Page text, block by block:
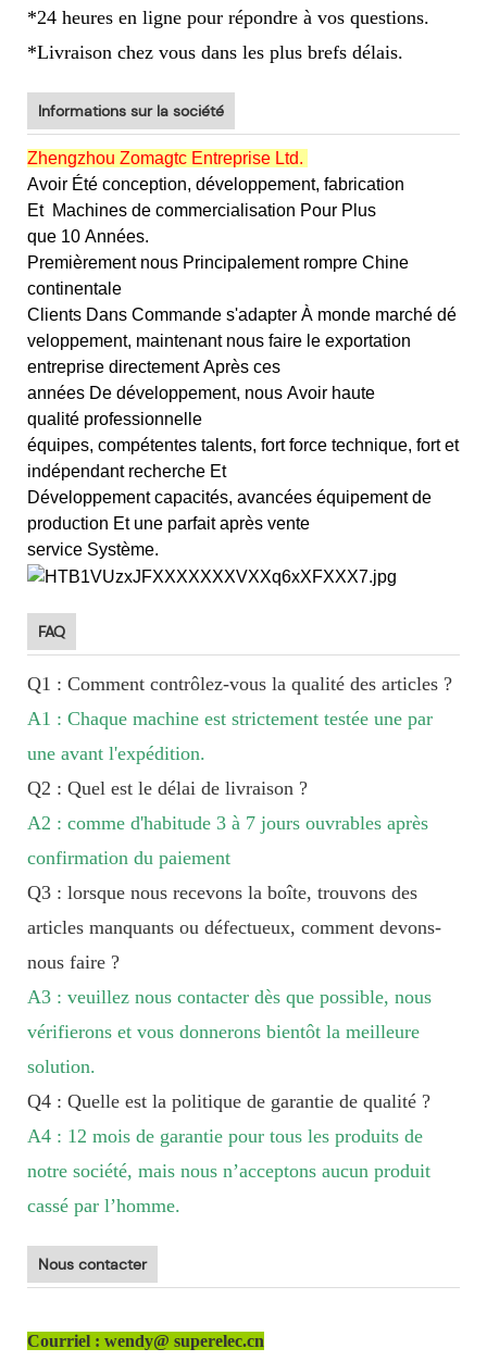
*24 heures en ligne pour répondre à vos questions.
*Livraison chez vous dans les plus brefs délais.
Informations sur la société
Zhengzhou Zomagtc Entreprise Ltd.
Avoir Été conception, développement, fabrication
Et Machines de commercialisation Pour Plus
que 10 Années.
Premièrement nous Principalement rompre Chine
continentale
Clients Dans Commande s'adapter À monde marché dé
veloppement, maintenant nous faire le exportation
entreprise directement Après ces
années De développement, nous Avoir haute
qualité professionnelle
équipes, compétentes talents, fort force technique, fort et
indépendant recherche Et
Développement capacités, avancées équipement de
production Et une parfait après vente
service Système.
FAQ
Q1 : Comment contrôlez-vous la qualité des articles ?
A1 : Chaque machine est strictement testée une par
une avant l'expédition.
Q2 : Quel est le délai de livraison ?
A2 : comme d'habitude 3 à 7 jours ouvrables après
confirmation du paiement
Q3 : lorsque nous recevons la boîte, trouvons des
articles manquants ou défectueux, comment devons-
nous faire ?
A3 : veuillez nous contacter dès que possible, nous
vérifierons et vous donnerons bientôt la meilleure
solution.
Q4 : Quelle est la politique de garantie de qualité ?
A4 : 12 mois de garantie pour tous les produits de
notre société, mais nous n’acceptons aucun produit
cassé par l’homme.
Nous contacter
Courriel : wendy@ superelec.cn